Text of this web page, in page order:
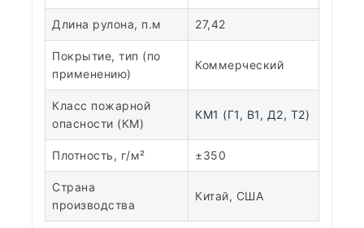
Длина рулона, п.м 27,42
Покрытие, тип (по
применению)
Коммерческий
Класс пожарной
опасности (КМ)
КМ1 (Г1, В1, Д2, Т2)
Плотность, г/м² ±350
Страна
производства
Китай, США